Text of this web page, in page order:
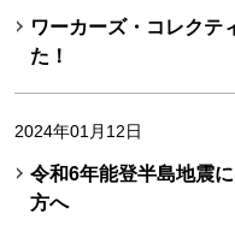
ワーカーズ・コレクテ
た！
2024年01月12日
令和6年能登半島地震
方へ